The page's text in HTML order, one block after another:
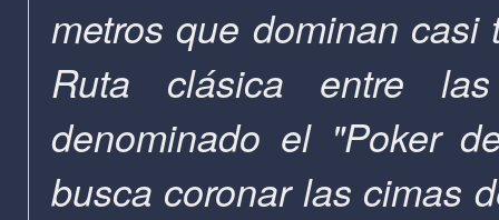
metros que dominan
Ruta clásica entre
denominado el "Poker
busca coronar las cimas